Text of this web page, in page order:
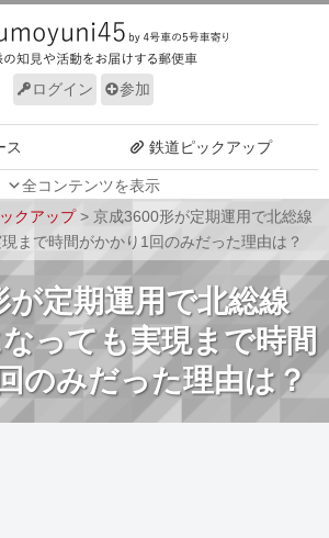
ログイン 参加
全コンテンツを表示
ス 鉄道ピックアップ
路線探訪
サイトについて
クアップ> 京成3600形が定期運用で北総線
まで時間がかかり1回のみだった理由は？
が定期運用で北総線
っても実現まで時間
のみだった理由は？